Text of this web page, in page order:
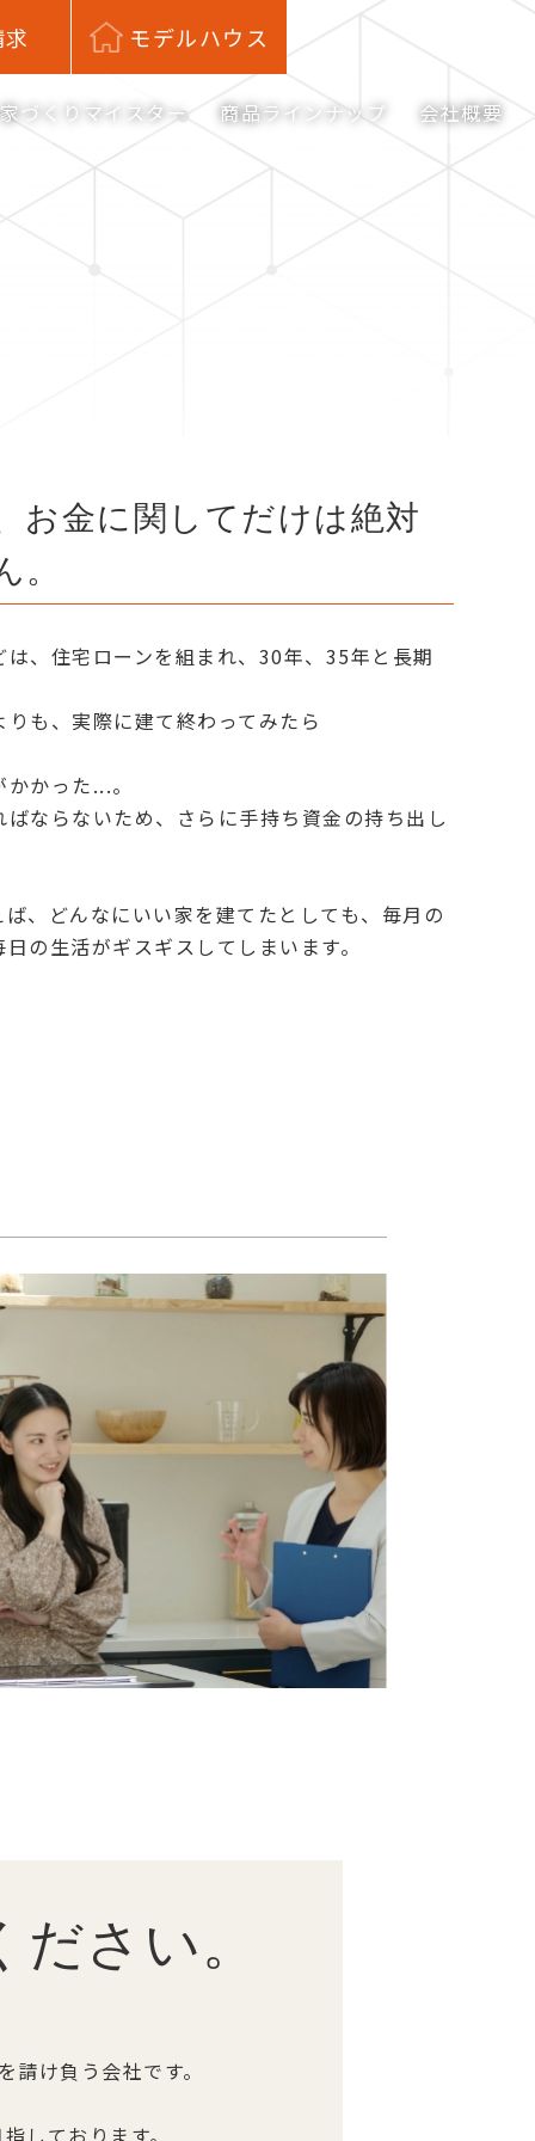
モデルハウス
家づくりマイスター 商品ラインナップ 会社概要
お金に関してだけは絶対
、住宅ローンを組まれ、30年、35年と長期
も、実際に建て終わってみたら
かった...。
ならないため、さらに手持ち資金の持ち出し
、どんなにいい家を建てたとしても、毎月の
の生活がギスギスしてしまいます。
さい。
け負う会社です。
しております。